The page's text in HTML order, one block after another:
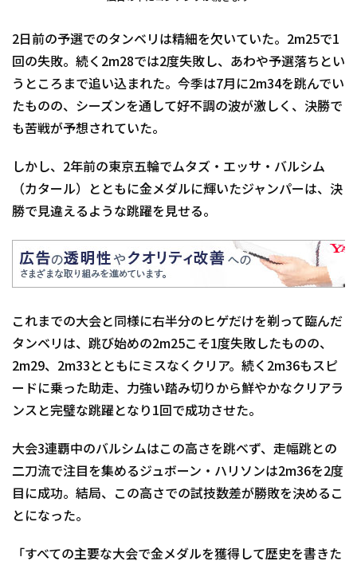
2日前の予選でのタンベリは精細を欠いていた。2m25で1
回の失敗。続く2m28では2度失敗し、あわや予選落ちとい
うところまで追い込まれた。今季は7月に2m34を跳んでい
たものの、シーズンを通して好不調の波が激しく、決勝で
も苦戦が予想されていた。
しかし、2年前の東京五輪でムタズ・エッサ・バルシム
（カタール）とともに金メダルに輝いたジャンパーは、決
勝で見違えるような跳躍を見せる。
これまでの大会と同様に右半分のヒゲだけを剃って臨んだ
タンベリは、跳び始めの2m25こそ1度失敗したものの、
2m29、2m33とともにミスなくクリア。続く2m36もスピ
ードに乗った助走、力強い踏み切りから鮮やかなクリアラ
ンスと完璧な跳躍となり1回で成功させた。
大会3連覇中のバルシムはこの高さを跳べず、走幅跳との
二刀流で注目を集めるジュボーン・ハリソンは2m36を2度
目に成功。結局、この高さでの試技数差が勝敗を決めるこ
とになった。
「すべての主要な大会で金メダルを獲得して歴史を書きた